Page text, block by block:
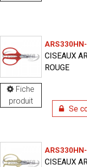
Fiche
produit
CISEAUX
ROUGE
Se
CISEAUX